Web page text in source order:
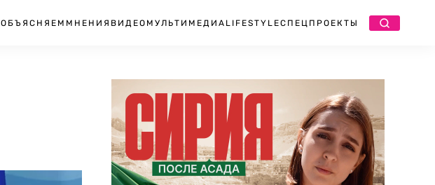
ОБЪЯСНЯЕМ МНЕНИЯ ВИДЕО МУЛЬТИМЕДИА LIFESTYLEСПЕЦПРОЕКТЫ